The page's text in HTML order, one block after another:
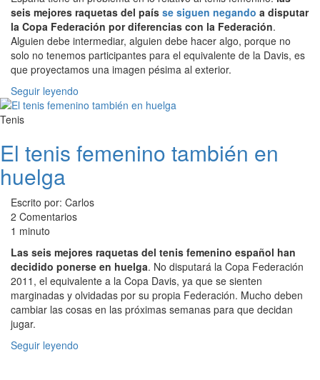
seis mejores raquetas del país se siguen negando a disputar
la Copa Federación por diferencias con la Federación.
Alguien debe intermediar, alguien debe hacer algo, porque no
solo no tenemos participantes para el equivalente de la Davis, es
que proyectamos una imagen pésima al exterior.
Seguir leyendo
Tenis
El tenis femenino también en
huelga
Escrito por: Carlos
2 Comentarios
1 minuto
Las seis mejores raquetas del tenis femenino español han
decidido ponerse en huelga. No disputará la Copa Federación
2011, el equivalente a la Copa Davis, ya que se sienten
marginadas y olvidadas por su propia Federación. Mucho deben
cambiar las cosas en las próximas semanas para que decidan
jugar.
Seguir leyendo